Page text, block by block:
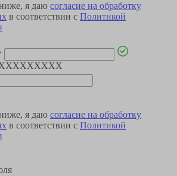
я даю согласие на обработку
в соответствии с Политикой
я даю согласие на обработку
в соответствии с Политикой